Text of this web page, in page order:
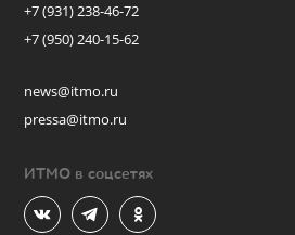
+7 (931) 238-46-72
+7 (950) 240-15-62
news@itmo.ru
pressa@itmo.ru
ИТМО в соцсетях